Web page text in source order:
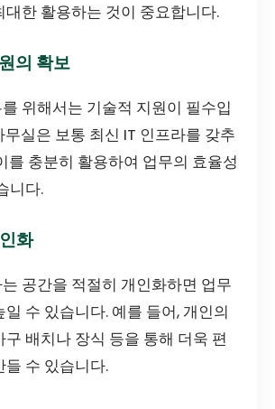
대한 활용하는 것이 중요합니다.
의 확보
위해서는 기술적 지원이 필수입
무실은 보통 최신 IT 인프라를 갖추
를 충분히 활용하여 업무의 효율성
니다.
화
공간을 적절히 개인화하면 업무
수 있습니다. 예를 들어, 개인의
구 배치나 장식 등을 통해 더욱 편
들 수 있습니다.